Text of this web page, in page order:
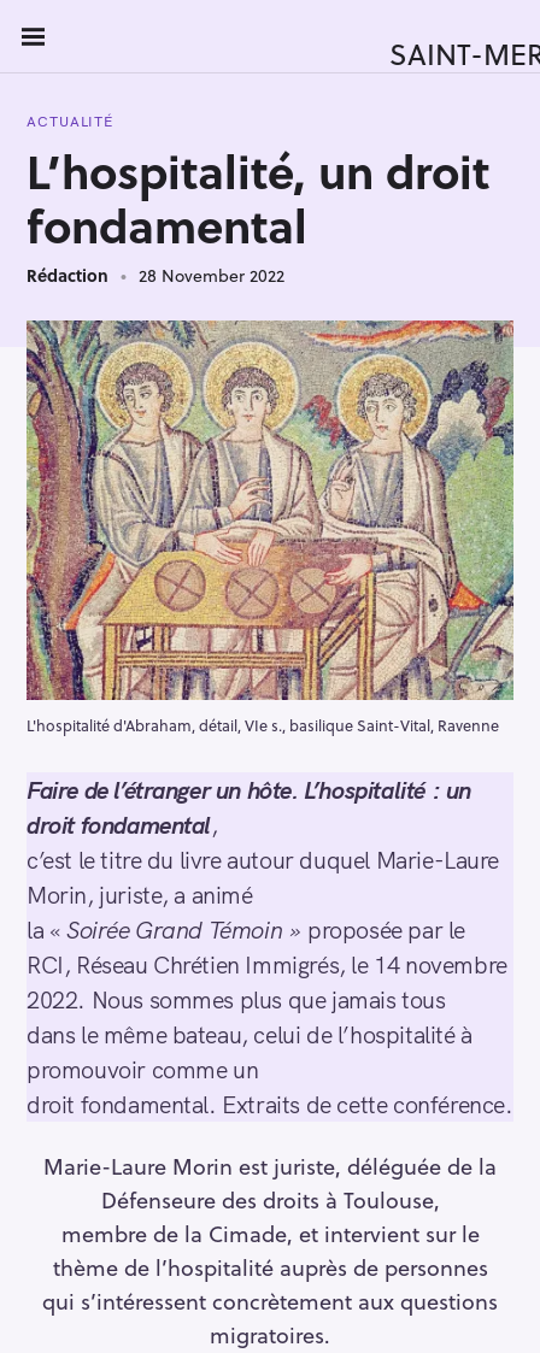
i
SAINT-
ACTUALITÉ
L’hospitalité, un droit
fondamental
Rédaction 28 November 2022
L'hospitalité d'Abraham, détail, VIe s., basilique Saint-Vital, Ravenne
Faire de l’étranger un hôte. L’hospitalité : un
droit fondamental,
c’est le titre du livre autour duquel Marie-Laure
Morin, juriste, a animé
la « Soirée Grand Témoin » proposée par le
RCI, Réseau Chrétien Immigrés, le 14 novembre
2022. Nous sommes plus que jamais tous
dans le même bateau, celui de l’hospitalité à
promouvoir comme un
droit fondamental. Extraits de cette conférence.
Marie-Laure Morin est juriste, déléguée de la
Défenseure des droits à Toulouse,
membre de la Cimade, et intervient sur le
thème de l’hospitalité auprès de personnes
qui s’intéressent concrètement aux questions
migratoires.